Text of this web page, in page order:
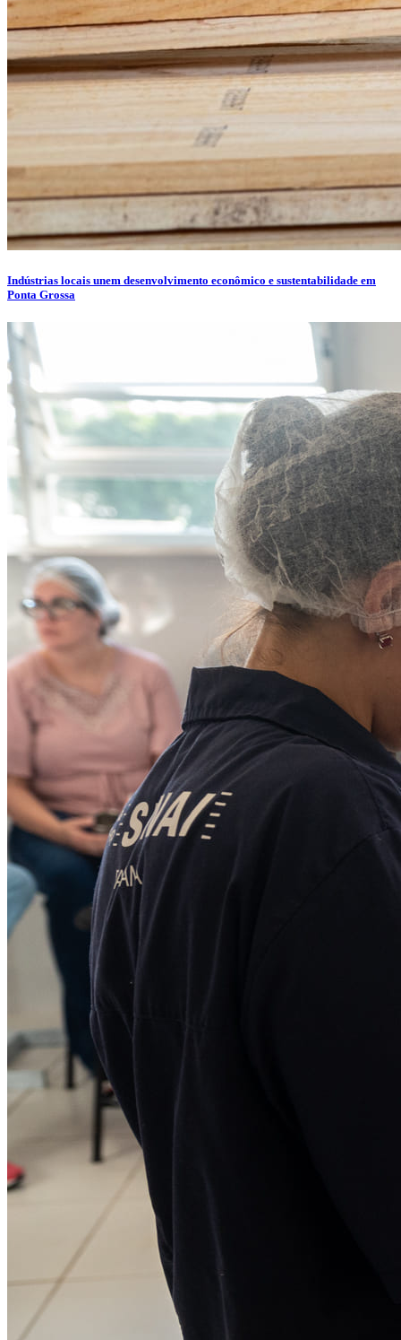
Indústrias locais unem desenvolvimento econômico e sustentabilidade em
Ponta Grossa